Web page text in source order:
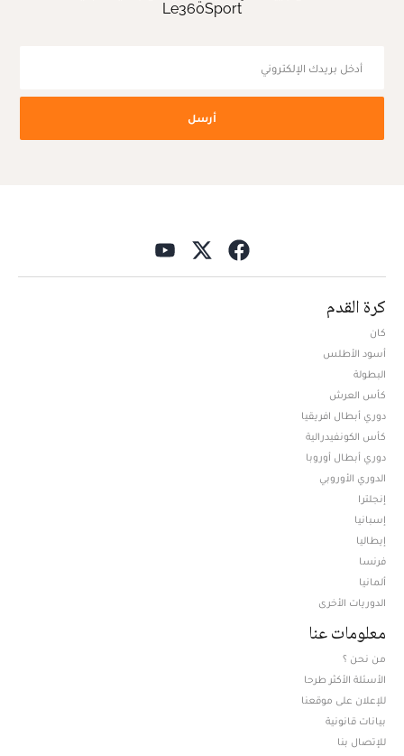
Le360Sport
أرسل
كرة القدم
كان
أسود الأطلس
البطولة
كأس العرش
دوري أبطال افريقيا
كأس الكونفيدرالية
دوري أبطال أوروبا
الدوري الأوروبي
إنجلترا
إسبانيا
إيطاليا
فرنسا
ألمانيا
الدوريات الأخرى
معلومات عنا
من نحن ؟
الأسئلة الأكثر طرحا
للإعلان على موقعنا
بيانات قانونية
للإتصال بنا